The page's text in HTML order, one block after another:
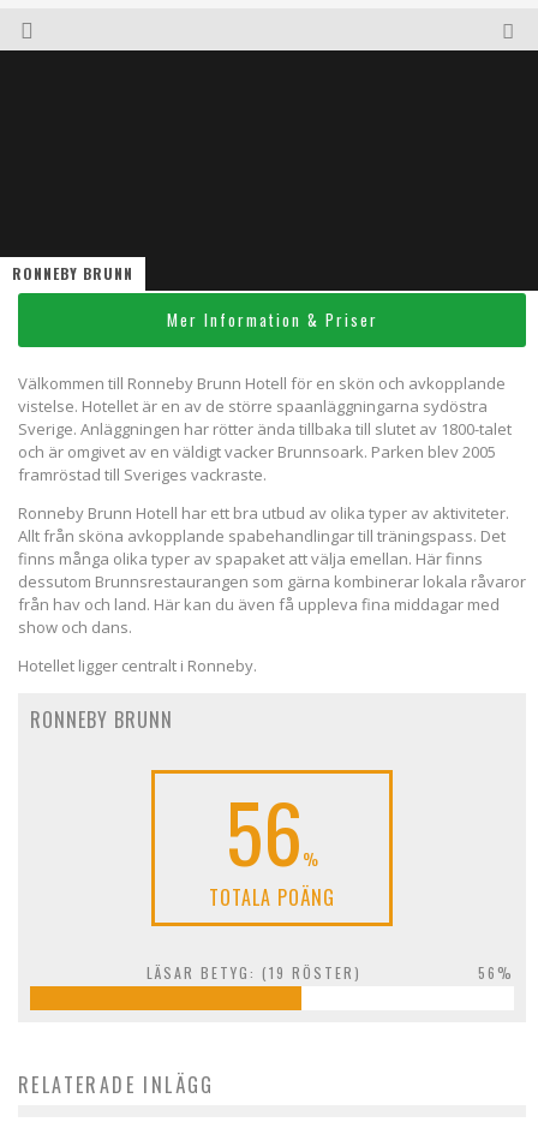
RONNEBY BRUNN
Mer Information & Priser
Välkommen till Ronneby Brunn Hotell för en skön och avkopplande
vistelse. Hotellet är en av de större spaanläggningarna sydöstra
Sverige. Anläggningen har rötter ända tillbaka till slutet av 1800-talet
och är omgivet av en väldigt vacker Brunnsoark. Parken blev 2005
framröstad till Sveriges vackraste.
Ronneby Brunn Hotell har ett bra utbud av olika typer av aktiviteter.
Allt från sköna avkopplande spabehandlingar till träningspass. Det
finns många olika typer av spapaket att välja emellan. Här finns
dessutom Brunnsrestaurangen som gärna kombinerar lokala råvaror
från hav och land. Här kan du även få uppleva fina middagar med
show och dans.
Hotellet ligger centralt i Ronneby.
RONNEBY BRUNN
56%
TOTALA POÄNG
LÄSAR BETYG: (19 RÖSTER) 56%
RELATERADE INLÄGG